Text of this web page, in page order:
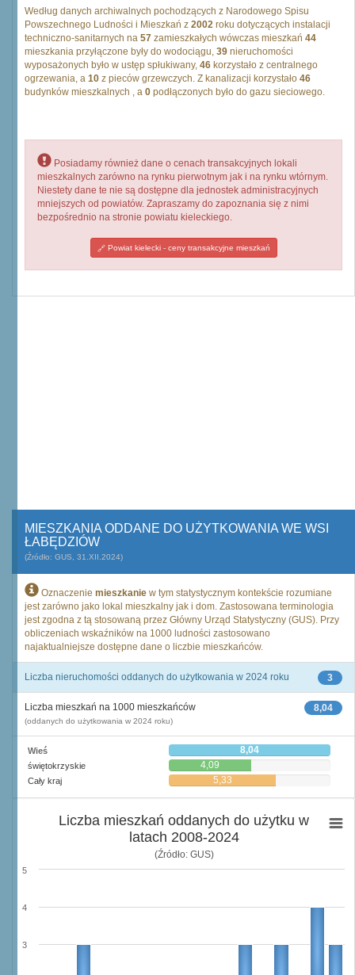
Według danych archiwalnych pochodzących z Narodowego Spisu
Powszechnego Ludności i Mieszkań z 2002 roku dotyczących instalacji
techniczno-sanitarnych na 57 zamieszkałych wówczas mieszkań 44
mieszkania przyłączone były do wodociągu, 39 nieruchomości
wyposażonych było w ustęp spłukiwany, 46 korzystało z centralnego
ogrzewania, a 10 z pieców grzewczych. Z kanalizacji korzystało 46
budynków mieszkalnych , a 0 podłączonych było do gazu sieciowego.
Posiadamy również dane o cenach transakcyjnych lokali
mieszkalnych zarówno na rynku pierwotnym jak i na rynku wtórnym.
Niestety dane te nie są dostępne dla jednostek administracyjnych
mniejszych od powiatów. Zapraszamy do zapoznania się z nimi
bezpośrednio na stronie powiatu kieleckiego.
Powiat kielecki - ceny transakcyjne mieszkań
MIESZKANIA ODDANE DO UŻYTKOWANIA WE WSI
ŁABĘDZIÓW
(Źródło: GUS, 31.XII.2024)
Oznaczenie mieszkanie w tym statystycznym kontekście rozumiane
jest zarówno jako lokal mieszkalny jak i dom. Zastosowana terminologia
jest zgodna z tą stosowaną przez Główny Urząd Statystyczny (GUS). Przy
obliczeniach wskaźników na 1000 ludności zastosowano
najaktualniejsze dostępne dane o liczbie mieszkańców.
3
Liczba nieruchomości oddanych do użytkowania w 2024 roku
8,04
Liczba mieszkań na 1000 mieszkańców
(oddanych do użytkowania w 2024 roku)
Wieś 8,04
świętokrzyskie 4,09
Cały kraj 5,33
Liczba mieszkań oddanych do użytku w
latach 2008-2024
(Źródło: GUS)
3
4
5